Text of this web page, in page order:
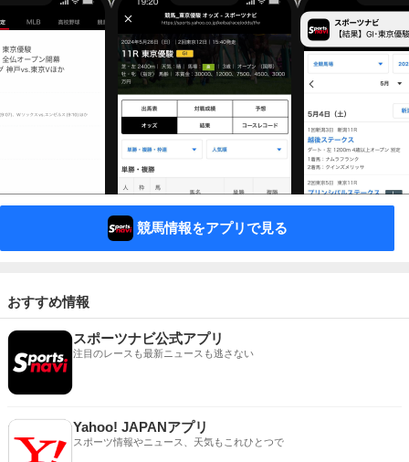
競馬情報をアプリで見る
おすすめ情報
スポーツナビ公式アプリ
注目のレースも最新ニュースも逃さない
Yahoo! JAPANアプリ
スポーツ情報やニュース、天気もこれひとつで